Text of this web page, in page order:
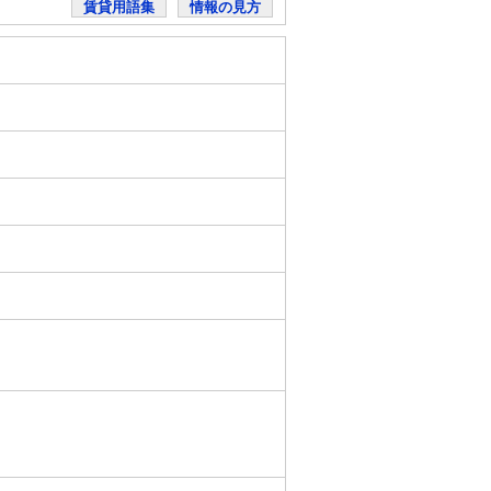
賃貸用語集 情報の見方